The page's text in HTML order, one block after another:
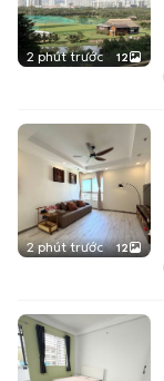
2 phút trước 12
2 phút trước 12